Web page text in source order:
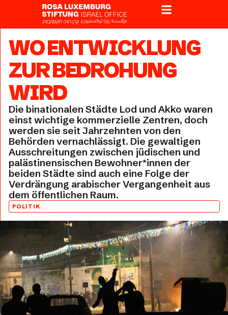
WO ENTWICKLUNG
ZUR BEDROHUNG
WIRD
Die binationalen Städte Lod und Akko waren
einst wichtige kommerzielle Zentren, doch
werden sie seit Jahrzehnten von den
Behörden vernachlässigt. Die gewaltigen
Ausschreitungen zwischen jüdischen und
palästinensischen Bewohner*innen der
beiden Städte sind auch eine Folge der
Verdrängung arabischer Vergangenheit aus
dem öffentlichen Raum.
POLITIK